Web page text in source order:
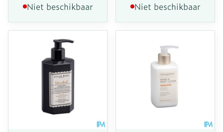
Niet beschikbaar Niet beschikbaar